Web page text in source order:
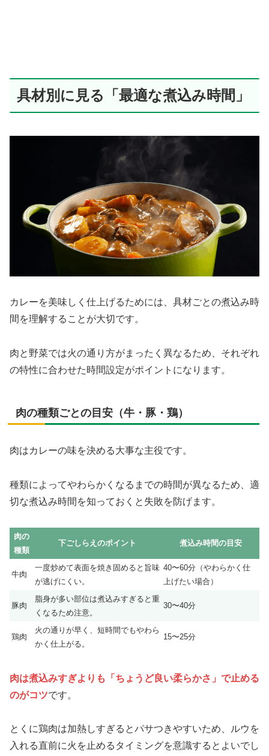
具材別に見る「最適な煮込み時間」
カレーを美味しく仕上げるためには、具材ごとの煮込み時
間を理解することが大切です。
肉と野菜では火の通り方がまったく異なるため、それぞれ
の特性に合わせた時間設定がポイントになります。
肉の種類ごとの目安（牛・豚・鶏）
肉はカレーの味を決める大事な主役です。
種類によってやわらかくなるまでの時間が異なるため、適
切な煮込み時間を知っておくと失敗を防げます。
肉の
種類
下ごしらえのポイント 煮込み時間の目安
牛肉
一度炒めて表面を焼き固めると旨味
が逃げにくい。
40〜60分（やわらかく仕
上げたい場合）
豚肉
脂身が多い部位は煮込みすぎると重
くなるため注意。
30〜40分
鶏肉
火の通りが早く、短時間でもやわら
かく仕上がる。
15〜25分
肉は煮込みすぎよりも「ちょうど良い柔らかさ」で止める
のがコツです。
とくに鶏肉は加熱しすぎるとパサつきやすいため、ルウを
入れる直前に火を止めるタイミングを意識するとよいでし